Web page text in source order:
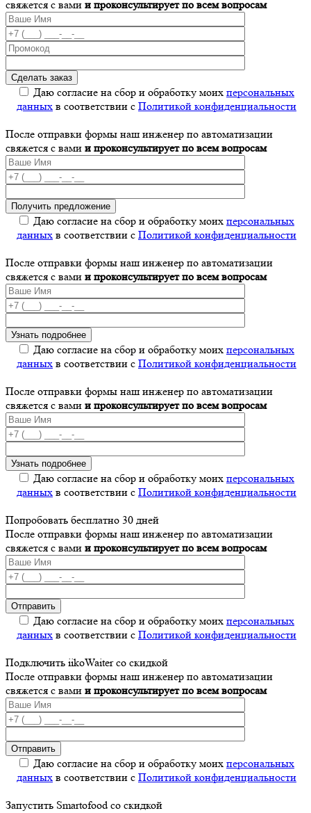
свяжется с вами и проконсультирует по всем вопросам
Даю согласие на сбор и обработку моих персональных
данных в соответствии с Политикой конфиденциальности
После отправки формы наш инженер по автоматизации
свяжется с вами и проконсультирует по всем вопросам
Даю согласие на сбор и обработку моих персональных
данных в соответствии с Политикой конфиденциальности
После отправки формы наш инженер по автоматизации
свяжется с вами и проконсультирует по всем вопросам
Даю согласие на сбор и обработку моих персональных
данных в соответствии с Политикой конфиденциальности
После отправки формы наш инженер по автоматизации
свяжется с вами и проконсультирует по всем вопросам
Даю согласие на сбор и обработку моих персональных
данных в соответствии с Политикой конфиденциальности
Попробовать бесплатно 30 дней
После отправки формы наш инженер по автоматизации
свяжется с вами и проконсультирует по всем вопросам
Даю согласие на сбор и обработку моих персональных
данных в соответствии с Политикой конфиденциальности
Подключить iikoWaiter со скидкой
После отправки формы наш инженер по автоматизации
свяжется с вами и проконсультирует по всем вопросам
Даю согласие на сбор и обработку моих персональных
данных в соответствии с Политикой конфиденциальности
Запустить Smartofood со скидкой